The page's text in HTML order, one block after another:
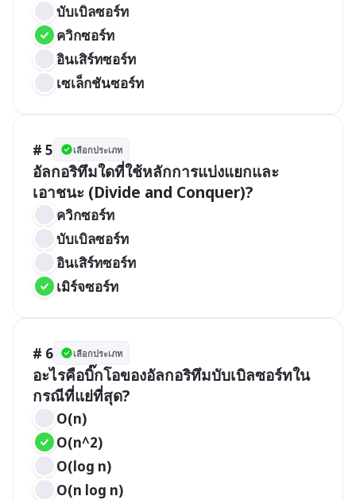
บับเบิลซอร์ท
ควิกซอร์ท
อินเสิร์ทซอร์ท
เซเล็กชันซอร์ท
# 5 เลือกประเภท
อัลกอริทึมใดที่ใช้หลักการแบ่งแยกและ
เอาชนะ (Divide and Conquer)?
ควิกซอร์ท
บับเบิลซอร์ท
อินเสิร์ทซอร์ท
เมิร์จซอร์ท
# 6 เลือกประเภท
อะไรคือบิ๊กโอของอัลกอริทึมบับเบิลซอร์ทใน
กรณีที่แย่ที่สุด?
O(n)
O(n^2)
O(log n)
O(n log n)